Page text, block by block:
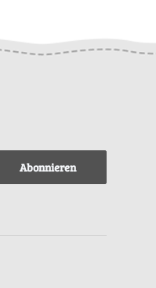
Abonnieren